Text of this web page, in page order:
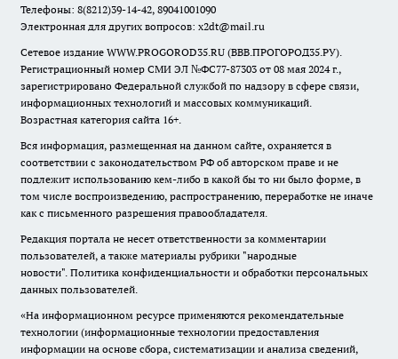
Телефоны: 8(8212)39-14-42, 89041001090
Электронная для других вопросов: x2dt@mail.ru
Сетевое издание WWW.PROGOROD35.RU (ВВВ.ПРОГОРОД35.РУ).
Регистрационный номер СМИ ЭЛ №ФС77-87303 от 08 мая 2024 г.,
зарегистрировано Федеральной службой по надзору в сфере связи,
информационных технологий и массовых коммуникаций.
Возрастная категория сайта 16+.
Вся информация, размещенная на данном сайте, охраняется в
соответствии с законодательством РФ об авторском праве и не
подлежит использованию кем-либо в какой бы то ни было форме, в
том числе воспроизведению, распространению, переработке не иначе
как с письменного разрешения правообладателя.
Редакция портала не несет ответственности за комментарии
пользователей, а также материалы рубрики "народные
новости". Политика конфиденциальности и обработки персональных
данных пользователей.
«На информационном ресурсе применяются рекомендательные
технологии (информационные технологии предоставления
информации на основе сбора, систематизации и анализа сведений,